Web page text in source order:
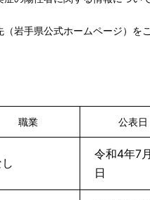
岩手県公式ホームページ）を
職業 公表日
令和4年7
日